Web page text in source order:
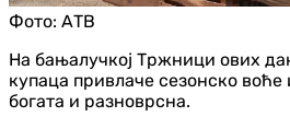
Фото: АТВ
На бањалучкој Тржници ових
купаца привлаче сезонско воће
богата и разноврсна.